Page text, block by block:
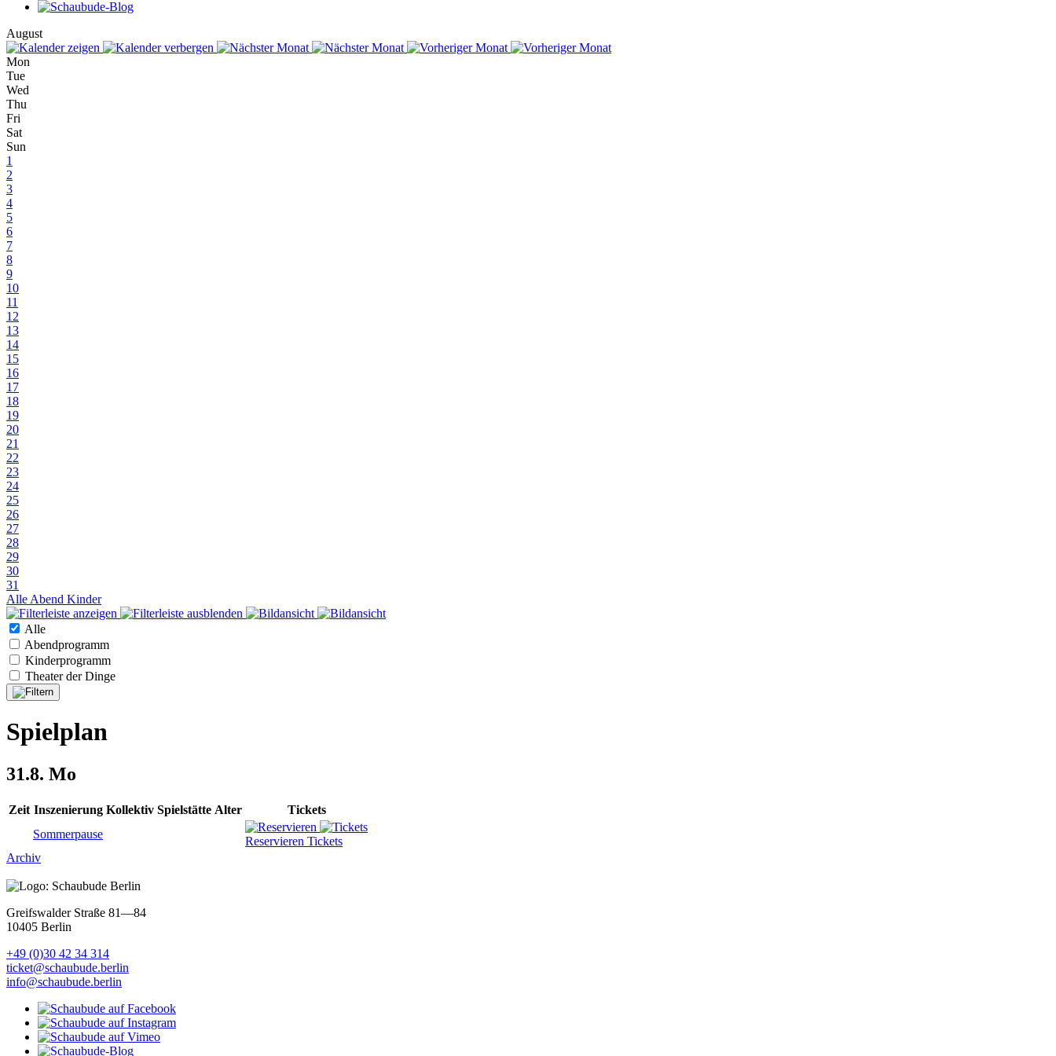
August
Mon
Tue
Wed
Thu
Fri
Sat
Sun
1
2
3
4
5
6
7
8
9
10
11
12
13
14
15
16
17
18
19
20
21
22
23
24
25
26
27
28
29
30
31
Alle Abend Kinder
Alle
Abendprogramm
Kinderprogramm
Theater der Dinge
Spielplan
31.8. Mo
Zeit Inszenierung Kollektiv Spielstätte Alter
Tickets
Sommerpause
Reservieren Tickets
Archiv
Greifswalder Straße 81—84
10405 Berlin
+49 (0)30 42 34 314
ticket@schaubude.berlin
info@schaubude.berlin